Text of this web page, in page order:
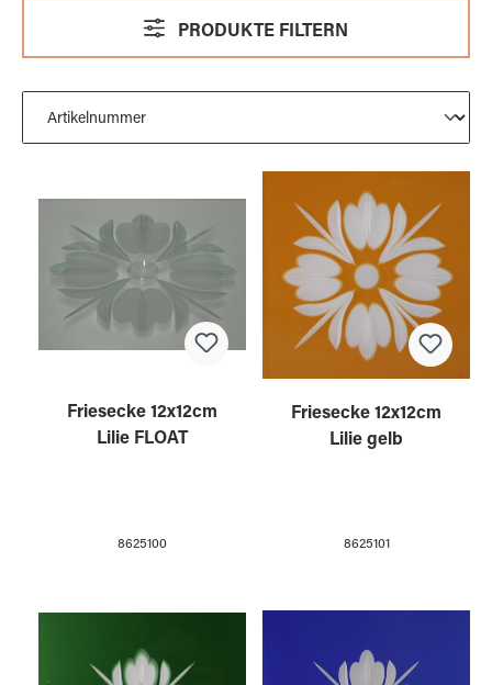
PRODUKTE FILTERN
Friesecke 12x12cm
Lilie FLOAT
8625100
Friesecke 12x12cm
Lilie gelb
8625101